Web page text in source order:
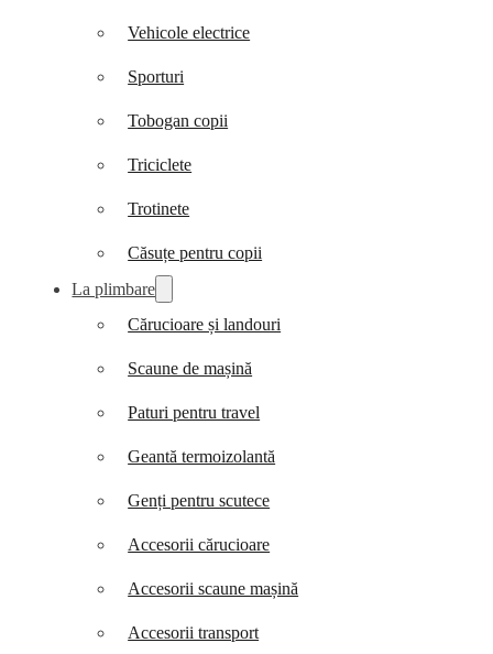
Vehicole electrice
Sporturi
Tobogan copii
Triciclete
Trotinete
Căsuțe pentru copii
La plimbare
Cărucioare și landouri
Scaune de mașină
Paturi pentru travel
Geantă termoizolantă
Genți pentru scutece
Accesorii cărucioare
Accesorii scaune mașină
Accesorii transport